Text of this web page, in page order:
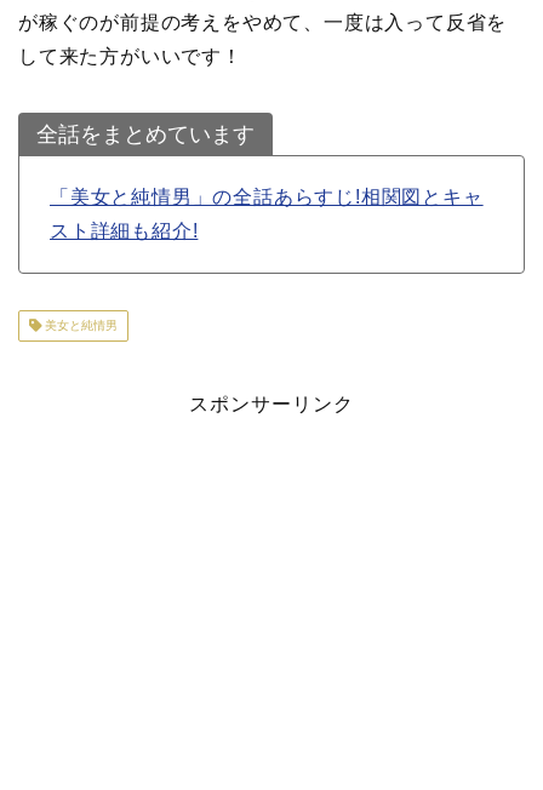
が稼ぐのが前提の考えをやめて、一度は入って反省を
して来た方がいいです！
全話をまとめています
「美女と純情男」の全話あらすじ!相関図とキャ
スト詳細も紹介!
美女と純情男
スポンサーリンク